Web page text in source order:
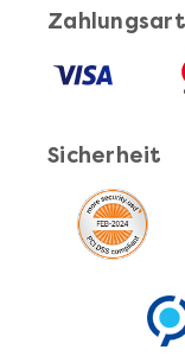
Pasta
Sicherheit